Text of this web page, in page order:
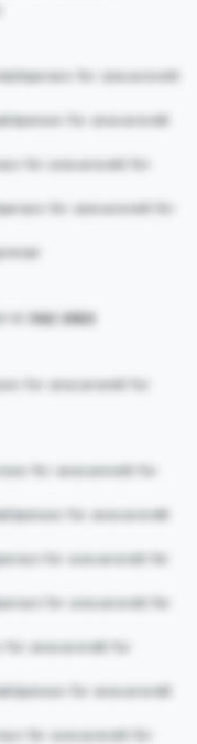
for ansvarsrett
for ansvarsrett
for ansvarsrett for
for ansvarsrett for
til
JULI 2022
for ansvarsrett for
for ansvarsrett for
for ansvarsrett
for ansvarsrett for
for ansvarsrett for
for ansvarsrett for
for ansvarsrett
for ansvarsrett for